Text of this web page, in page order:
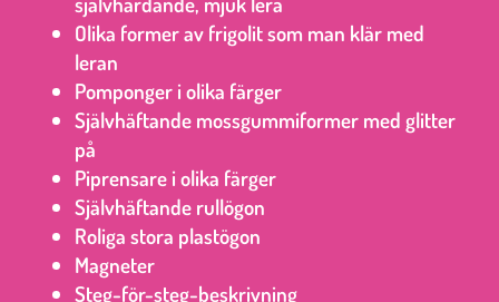
Olika former av frigolit som man klär med
leran
Pomponger i olika färger
Självhäftande mossgummiformer med glitter
på
Piprensare i olika färger
Självhäftande rullögon
Roliga stora plastögon
Magneter
Steg-för-steg-beskrivning